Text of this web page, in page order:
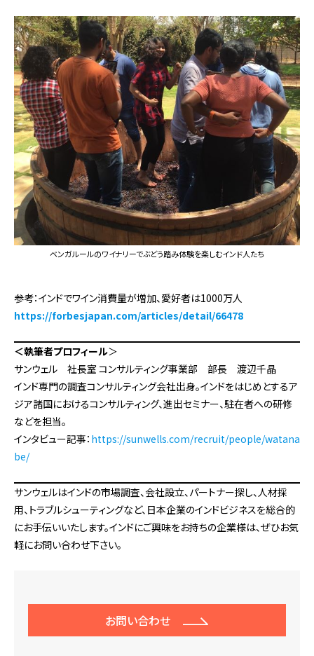
ベンガルールのワイナリーでぶどう踏み体験を楽しむインド人たち
参考：インドでワイン消費量が増加、愛好者は1000万人
https://forbesjapan.com/articles/detail/66478
＜執筆者プロフィール＞
サンウェル 社長室 コンサルティング事業部 部長 渡辺千晶
インド専門の調査コンサルティング会社出身。インドをはじめとするア
ジア諸国におけるコンサルティング、進出セミナー、駐在者への研修
などを担当。
インタビュー記事： https://sunwells.com/recruit/people/watana
be/
サンウェルはインドの市場調査、会社設立、パートナー探し、人材採
用、トラブルシューティングなど、日本企業のインドビジネスを総合的
にお手伝いいたします。インドにご興味をお持ちの企業様は、ぜひお気
軽にお問い合わせ下さい。
お問い合わせ